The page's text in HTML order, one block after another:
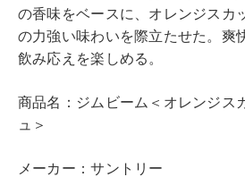
の香味をベースに、オレンジスカ
の力強い味わいを際立たせた。爽
飲み応えを楽しめる。
商品名：ジムビーム＜オレンジス
ュ＞
メーカー：サントリー